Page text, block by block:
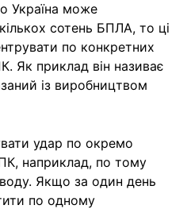
Україна може
сотень БПЛА, то ці
по конкретних
Як приклад він називає
із виробництвом
удар по окремо
наприклад, по тому
Якщо за один день
по одному